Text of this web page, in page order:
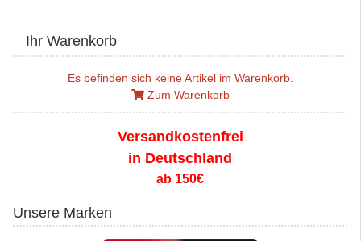
Ihr Warenkorb
Es befinden sich keine Artikel im Warenkorb.
Zum Warenkorb
Versandkostenfrei
in Deutschland
ab 150€
Unsere Marken